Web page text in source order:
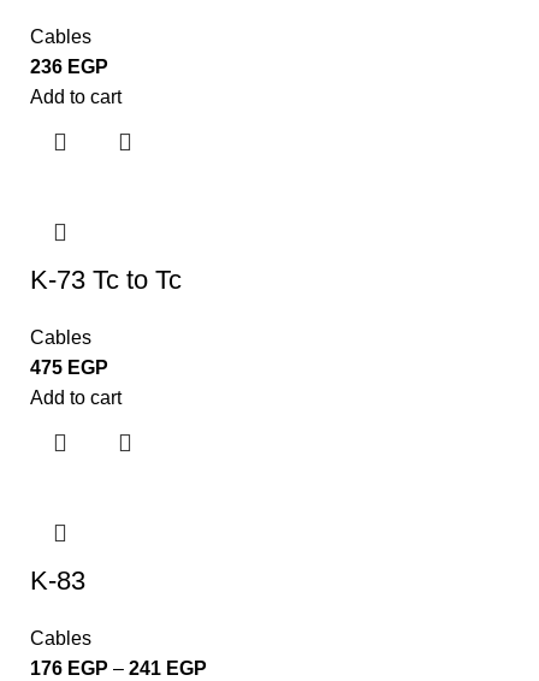
Cables
236 EGP
Add to cart
K-73 Tc to Tc
Cables
475 EGP
Add to cart
K-83
Cables
176 EGP – 241 EGP